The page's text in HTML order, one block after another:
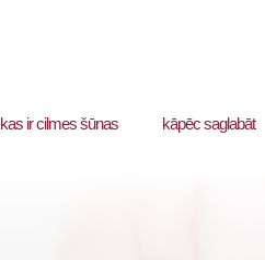
kas ir cilmes šūnas kāpēc saglabāt